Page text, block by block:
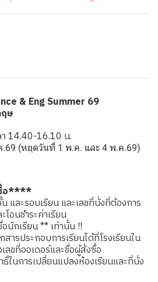
& Eng Summer 69
ษ
14.40-16.10 น.
.69 (หยุดวันที่ 1 พ.ค. และ 4 พ.ค.69)
อ****
และรอบเรียน และเลขที่นั่งที่ต้องการ
อนชำระค่าเรียน
นักเรียน ** เท่านั้น !!
สารประกอบการเรียนได้ที่โรงเรียนใน
ลขที่ออเดอร์และชื่อผู้สั่งซื้อ
ในการเปลี่ยนแปลงห้องเรียนและที่นั่ง